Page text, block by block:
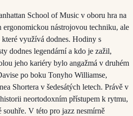
School of Music v oboru hra na
ergonomickou nástrojovou techniku, ale
využívá dodnes. Hodiny s
dodnes legendární a kdo je zažil,
jeho kariéry bylo angažmá v druhém
po boku Tonyho Williamse,
Shortera v šedesátých letech. Právě v
neortodoxním přístupem k rytmu,
V této pro jazz nesmírně